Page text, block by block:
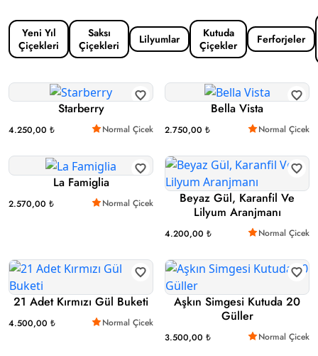
Yeni Yıl
Çiçekleri
Saksı
Çiçekleri
Lilyumlar
Kutuda
Çiçekler
Ferforjeler
Starberry
4.250,00 ₺ Normal Çicek
Bella Vista
2.750,00 ₺ Normal Çicek
La Famiglia
2.570,00 ₺ Normal Çicek
Beyaz Gül, Karanfil Ve
Lilyum Aranjmanı
4.200,00 ₺ Normal Çicek
21 Adet Kırmızı Gül Buketi
4.500,00 ₺ Normal Çicek
Aşkın Simgesi Kutuda 20
Güller
3.500,00 ₺ Normal Çicek